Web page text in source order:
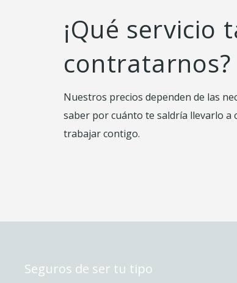
¡Qué servicio
contratarnos?
Nuestros precios dependen de las
saber por cuánto te saldría llevarlo a
trabajar contigo.
Seguros de ser tu tipo